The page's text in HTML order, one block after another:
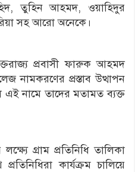
তুহিন আহমদ, ওয়াহিদুর
সহ আরো অনেকে।
প্রবাসী ফারুক আহমদ
নামকরণের প্রস্তাব উত্থাপন
নামে তাদের মতামত ব্যক্ত
গ্রাম প্রতিনিধি তালিকা
কার্যক্রম চালিয়ে